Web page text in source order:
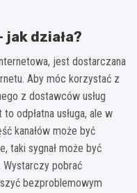
działa?
jest dostarczana
Aby móc korzystać z
z dostawców usług
odpłatna usługa, ale w
kanałów może być
taki sygnał może być
Wystarczy pobrać
bezproblemowym